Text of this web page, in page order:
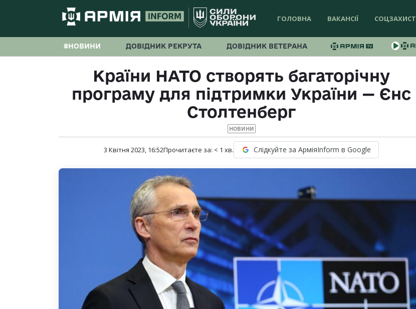
ГОЛОВНА ВАКАНСІЇ СОЦЗАХИСТ
#НОВИНИ ДОВІДНИК РЕКРУТА ДОВІДНИК ВЕТЕРАНА
Країни НАТО створять багаторічну
програму для підтримки України — Єнс
Столтенберг
НОВИНИ
3 Квітня 2023, 16:52Прочитаєте за: < 1 хв. Слідкуйте за АрміяInform в Google